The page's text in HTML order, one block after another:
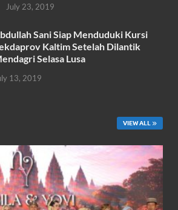
July 23, 2019
Sani Siap Menduduki Kursi
Kaltim Setelah Dilantik
Selasa Lusa
13, 2019
VIEW ALL